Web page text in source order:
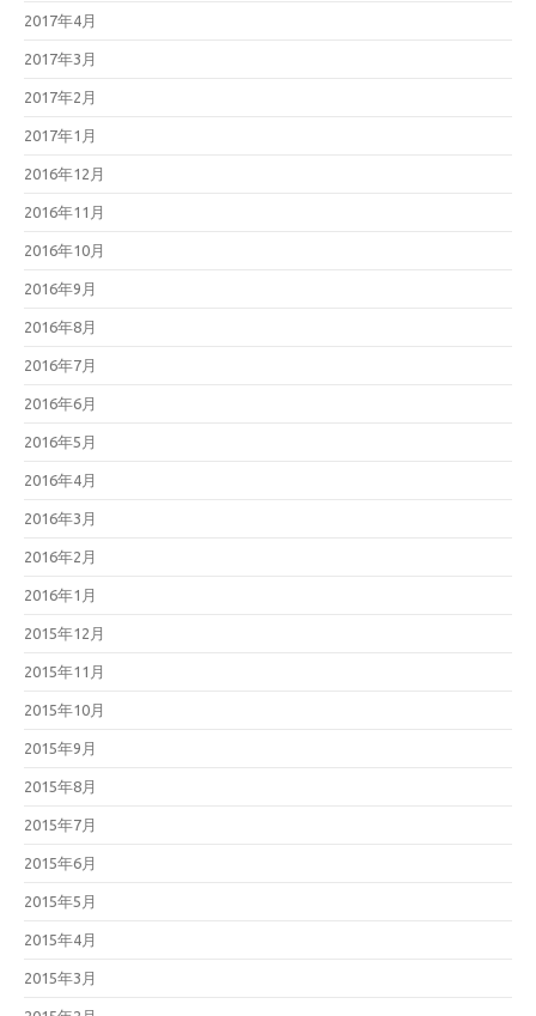
2017年4月
2017年3月
2017年2月
2017年1月
2016年12月
2016年11月
2016年10月
2016年9月
2016年8月
2016年7月
2016年6月
2016年5月
2016年4月
2016年3月
2016年2月
2016年1月
2015年12月
2015年11月
2015年10月
2015年9月
2015年8月
2015年7月
2015年6月
2015年5月
2015年4月
2015年3月